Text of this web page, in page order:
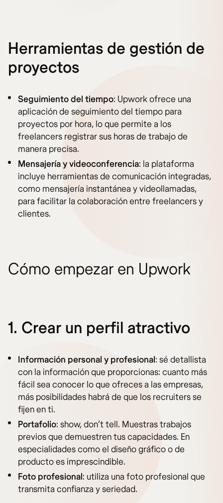
Herramientas de gestión de
proyectos
Seguimiento del tiempo: Upwork ofrece una
aplicación de seguimiento del tiempo para
proyectos por hora, lo que permite a los
freelancers registrar sus horas de trabajo de
manera precisa.
Mensajería y videoconferencia: la plataforma
incluye herramientas de comunicación integradas,
como mensajería instantánea y videollamadas,
para facilitar la colaboración entre freelancers y
clientes.
Cómo empezar en Upwork
1. Crear un perfil atractivo
Información personal y profesional: sé detallista
con la información que proporcionas: cuanto más
fácil sea conocer lo que ofreces a las empresas,
más posibilidades habrá de que los recruiters se
fijen en ti.
Portafolio: show, don’t tell. Muestras trabajos
previos que demuestren tus capacidades. En
especialidades como el diseño gráfico o de
producto es imprescindible.
Foto profesional: utiliza una foto profesional que
transmita confianza y seriedad.